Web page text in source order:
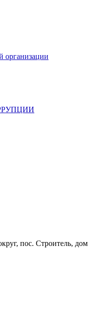
организации
пос. Строитель, дом